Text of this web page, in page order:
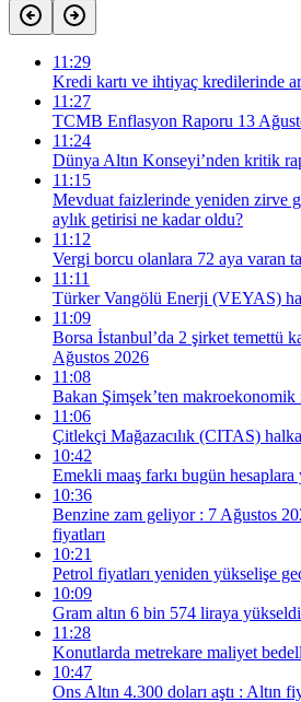
11:29
Kredi kartı ve ihtiyaç kredilerinde
11:27
TCMB Enflasyon Raporu 13
11:24
Dünya Altın Konseyi’nden kritik
11:15
Mevduat faizlerinde yeniden zirve
aylık getirisi ne kadar oldu?
11:12
Vergi borcu olanlara 72 aya varan
11:11
Türker Vangölü Enerji (VEYAS)
11:09
Borsa İstanbul’da 2 şirket temettü
Ağustos 2026
11:08
Bakan Şimşek’ten makroekonomik
11:06
Çitlekçi Mağazacılık (CITAS)
10:42
Emekli maaş farkı bugün hesaplara
10:36
Benzine zam geliyor : 7 Ağustos
fiyatları
10:21
Petrol fiyatları yeniden yükselişe
10:09
Gram altın 6 bin 574 liraya yükseldi
11:28
Konutlarda metrekare maliyet
10:47
Ons Altın 4.300 doları aştı : Altın